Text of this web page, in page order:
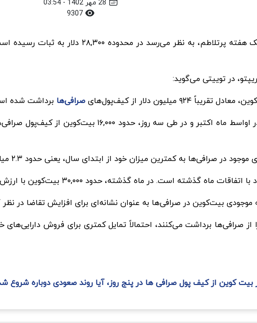
در توییتی می‌گوید:
صرافی‌ها برداشت شده
گزارش‌های دیگر هم حاکی از آنند که در اواسط ماه
به کمترین میزان خود از ابتدای سال، یعنی حدود ۲.۳ میلیون بیت‌کوین، کاهش یافته است.
حدود ۳۰,۰۰۰ بیت‌کوین با ارزش بیش از ۸۲۰ میلیون دلار به صرافی‌های متمرکز واریز شده بود.
بیت‌کوین در صرافی‌ها به عنوان نشانه‌ای برای افزایش تقاضا در
از صرافی‌ها برداشت می‌کنند، احتمالاً تمایل کمتری برای فروش